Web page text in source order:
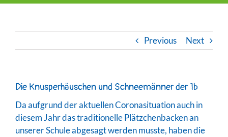
Previous Next
Die Knusperhäuschen und Schneemänner der 1b
Da aufgrund der aktuellen Coronasituation auch in
diesem Jahr das traditionelle Plätzchenbacken an
unserer Schule abgesagt werden musste, haben die